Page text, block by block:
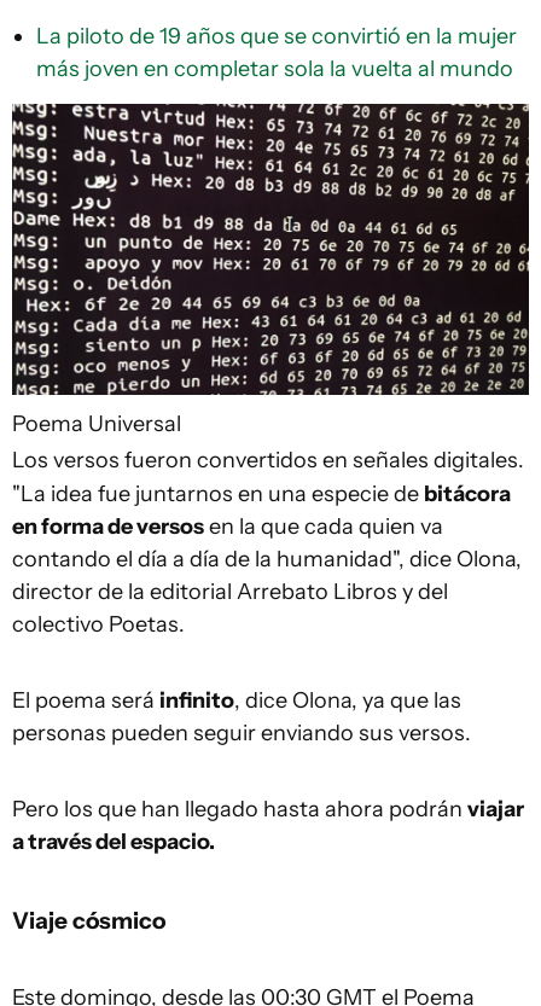
La piloto de 19 años que se convirtió en la mujer
más joven en completar sola la vuelta al mundo
Poema Universal
Los versos fueron convertidos en señales digitales.
"La idea fue juntarnos en una especie de bitácora
en forma de versosen la que cada quien va
contando el día a día de la humanidad", dice Olona,
director de la editorial Arrebato Libros y del
colectivo Poetas.
El poema será infinito, dice Olona, ya que las
personas pueden seguir enviando sus versos.
Pero los que han llegado hasta ahora podrán viajar
a través del espacio.
Viaje cósmico
Este domingo, desde las 00:30 GMT el Poema